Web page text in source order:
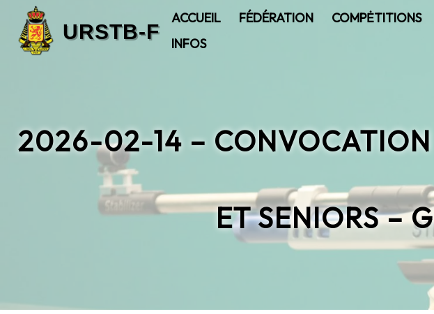
ACCUEIL FÉDÉRATION COMPĖTITIONS
INFOS
2026-02-14 –
ET SENIORS –